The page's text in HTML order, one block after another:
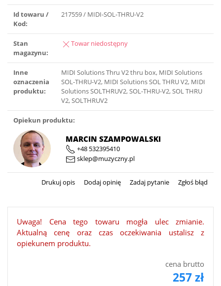
Id towaru /
Kod:
217559 / MIDI-SOL-THRU-V2
Stan
magazynu:
Towar niedostępny
Inne
oznaczenia
produktu:
MIDI Solutions Thru V2 thru box, MIDI Solutions
SOL-THRU-V2, MIDI Solutions SOL THRU V2, MIDI
Solutions SOLTHRUV2, SOL-THRU-V2, SOL THRU
V2, SOLTHRUV2
Opiekun produktu:
MARCIN SZAMPOWALSKI
+48 532395410
sklep@muzyczny.pl
Drukuj opis Dodaj opinię Zadaj pytanie Zgłoś błąd
Uwaga! Cena tego towaru mogła ulec zmianie.
Aktualną cenę oraz czas oczekiwania ustalisz z
opiekunem produktu.
cena brutto
257 zł